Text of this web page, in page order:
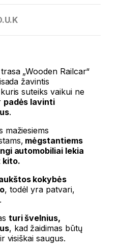
„Wooden Railcar“
žavintis
suteiks vaikui ne
padės lavinti
.
mažiesiems
mėgstantiems
automobiliai lekia
kito.
kokybės
, todėl yra patvari,
turi švelnius,
, kad žaidimas būtų
visiškai saugus.